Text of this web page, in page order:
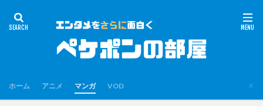
ホーム アニメ マンガ VOD